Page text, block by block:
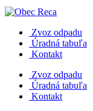
Zvoz odpadu
Úradná tabuľa
Kontakt
Zvoz odpadu
Úradná tabuľa
Kontakt